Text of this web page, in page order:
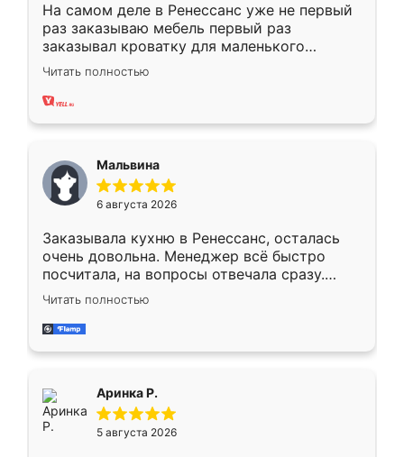
На самом деле в Ренессанс уже не первый
раз заказываю мебель первый раз
заказывал кроватку для маленького
ребёнка при его рождении ,во второй раз
заказал шкаф-купе. По качеству очень
хорошее сборка достаточно быстрая,
меньше, здесь же он более разнообразный.
Мне нравится ,если что-то потребуется из
мебели буду заказывать только здесь.
Читать полностью
Мальвина
6 августа 2026
Заказывала кухню в Ренессанс, осталась
очень довольна. Менеджер всё быстро
посчитала, на вопросы отвечала сразу.
Замерщик приехал в субботу, подошёл к
делу со всей ответственностью. Собрали
за день, ребята работали аккуратно, даже
Читать полностью
Аринка Р.
5 августа 2026